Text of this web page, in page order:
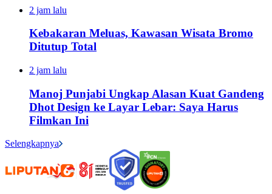
2 jam lalu
Kebakaran Meluas, Kawasan Wisata Bromo
Ditutup Total
2 jam lalu
Manoj Punjabi Ungkap Alasan Kuat Gandeng
Dhot Design ke Layar Lebar: Saya Harus
Filmkan Ini
Selengkapnya